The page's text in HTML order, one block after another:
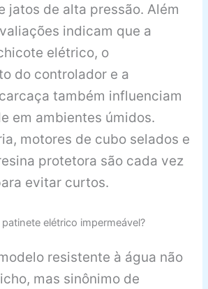
jatos de alta pressão. Além
indicam que a
elétrico, o
do controlador e a
também influenciam
em ambientes úmidos.
motores de cubo selados e
protetora são cada vez
evitar curtos.
elétrico impermeável?
resistente à água não
mas sinônimo de